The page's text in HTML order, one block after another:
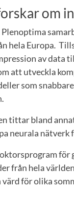
om
hela Europa.
av data
att utveckla
som
tittar bland
neurala
för
från hela
värd för olika